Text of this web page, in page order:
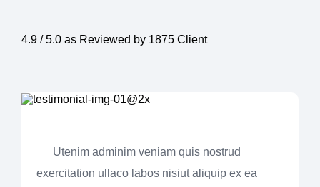
4.9 / 5.0 as Reviewed by 1875 Client
Utenim adminim veniam quis nostrud
exercitation ullaco labos nisiut aliquip ex ea